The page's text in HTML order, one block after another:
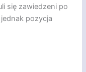
się zawiedzeni po
pozycja